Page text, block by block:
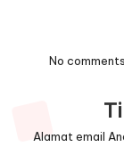
No
Alamat email